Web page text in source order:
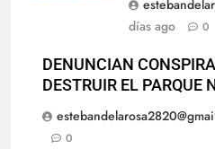
días ago
0
DENUNCIAN
DESTRUIR EL PARQUE
0